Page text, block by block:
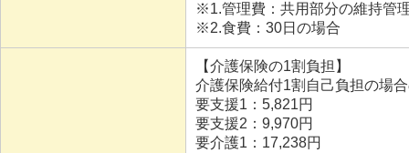
※1.管理費：共用部分の維持管
※2.食費：30日の場合
【介護保険の1割負担】
介護保険給付1割自己負担の場
要支援1：5,821円
要支援2：9,970円
要介護1：17,238円